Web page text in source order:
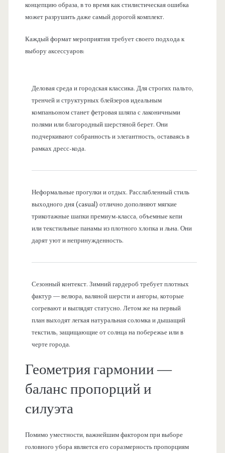
концепцию образа, в то время как стилистическая ошибка
может разрушить даже самый дорогой комплект.
Каждый формат мероприятия требует своего подхода к
выбору аксессуаров:
Деловая среда и городская классика. Для строгих пальто,
тренчей и структурных блейзеров идеальным
компаньоном станет фетровая шляпа с лаконичными
полями или благородный шерстяной берет. Они
подчеркивают собранность и элегантность, оставаясь в
рамках дресс-кода.
Неформальные прогулки и отдых. Расслабленный стиль
выходного дня (casual) отлично дополняют мягкие
трикотажные шапки премиум-класса, объемные кепи
или текстильные панамы из плотного хлопка и льна. Они
дарят уют и непринужденность.
Сезонный контекст. Зимний гардероб требует плотных
фактур — велюра, валяной шерсти и ангоры, которые
согревают и выглядят статусно. Летом же на первый
план выходят легкая натуральная соломка и дышащий
текстиль, защищающие от солнца на побережье или в
черте города.
Геометрия гармонии —
баланс пропорций и
силуэта
Помимо уместности, важнейшим фактором при выборе
головного убора является его соразмерность пропорциям